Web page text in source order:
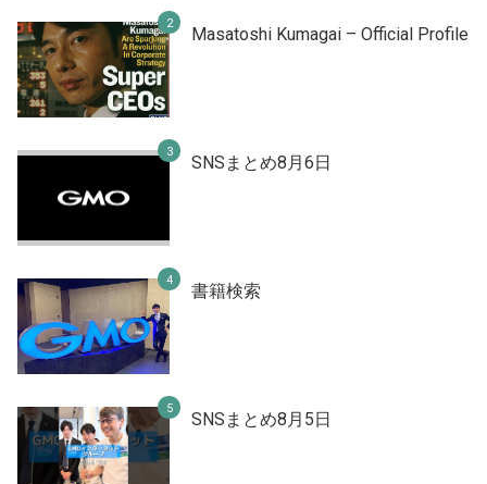
Masatoshi Kumagai – Official Profile
SNSまとめ8月6日
書籍検索
SNSまとめ8月5日